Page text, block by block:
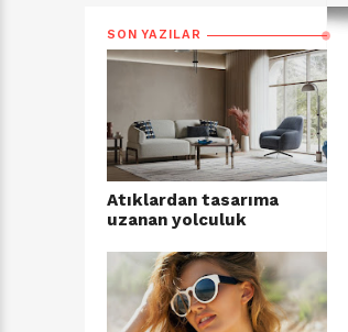
SON YAZILAR
Atıklardan tasarıma
uzanan yolculuk